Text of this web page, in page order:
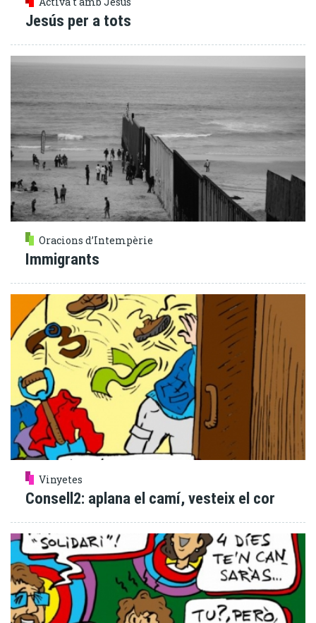
Jesús per a tots
Oracions d’Intempèrie
Immigrants
Vinyetes
Consell2: aplana el camí, vesteix el cor